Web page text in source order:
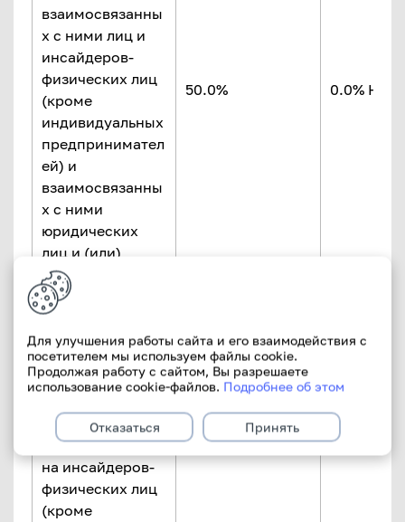
взаимосвязанны
х с ними лиц и
инсайдеров-
физических лиц
(кроме
индивидуальных
предпринимател
ей) и
взаимосвязанны
х с ними
юридических
лиц и (или)
физических лиц,
являющихся
индивидуальным
и
предпринимател
ями
50.0% 0.0% НК
Суммарная
величина рисков
на инсайдеров-
физических лиц
(кроме
Для улучшения работы сайта и его взаимодействия с
посетителем мы используем файлы cookie.
Продолжая работу с сайтом, Вы разрешаете
использование cookie-файлов. Подробнее об этом
Отказаться Принять